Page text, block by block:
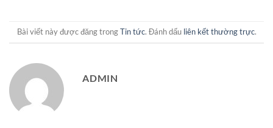
Bài viết này được đăng trongTin tức. Đánh dấu liên kết thường trực.
ADMIN